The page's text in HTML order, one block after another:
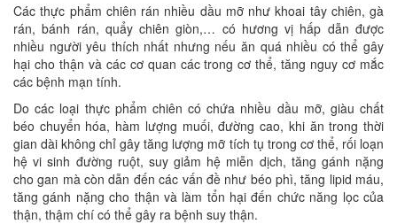
Các thực phẩm chiên rán nhiều dầu mỡ như khoai tây chiên, gà
rán, bánh rán, quẩy chiên giòn,… có hương vị hấp dẫn được
nhiều người yêu thích nhất nhưng nếu ăn quá nhiều có thể gây
hại cho thận và các cơ quan các trong cơ thể, tăng nguy cơ mắc
các bệnh mạn tính.
Do các loại thực phẩm chiên có chứa nhiều dầu mỡ, giàu chất
béo chuyển hóa, hàm lượng muối, đường cao, khi ăn trong thời
gian dài không chỉ gây tăng lượng mỡ tích tụ trong cơ thể, rối loạn
hệ vi sinh đường ruột, suy giảm hệ miễn dịch, tăng gánh nặng
cho gan mà còn dẫn đến các vấn đề như béo phì, tăng lipid máu,
tăng gánh nặng cho thận và làm tổn hại đến chức năng lọc của
thận, thậm chí có thể gây ra bệnh suy thận.